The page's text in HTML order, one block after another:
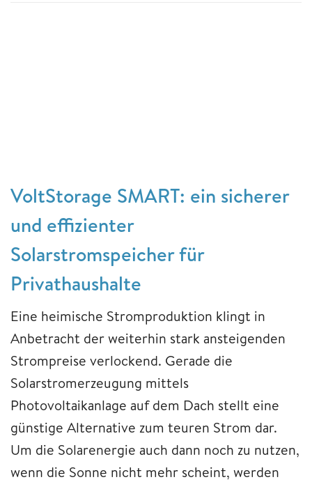
VoltStorage SMART: ein sicherer
und effizienter
Solarstromspeicher für
Privathaushalte
Eine heimische Stromproduktion klingt in
Anbetracht der weiterhin stark ansteigenden
Strompreise verlockend. Gerade die
Solarstromerzeugung mittels
Photovoltaikanlage auf dem Dach stellt eine
günstige Alternative zum teuren Strom dar.
Um die Solarenergie auch dann noch zu nutzen,
wenn die Sonne nicht mehr scheint, werden